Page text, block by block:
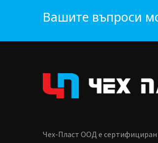
Вашите въпроси
Чех-Пласт ООД е сертифициран